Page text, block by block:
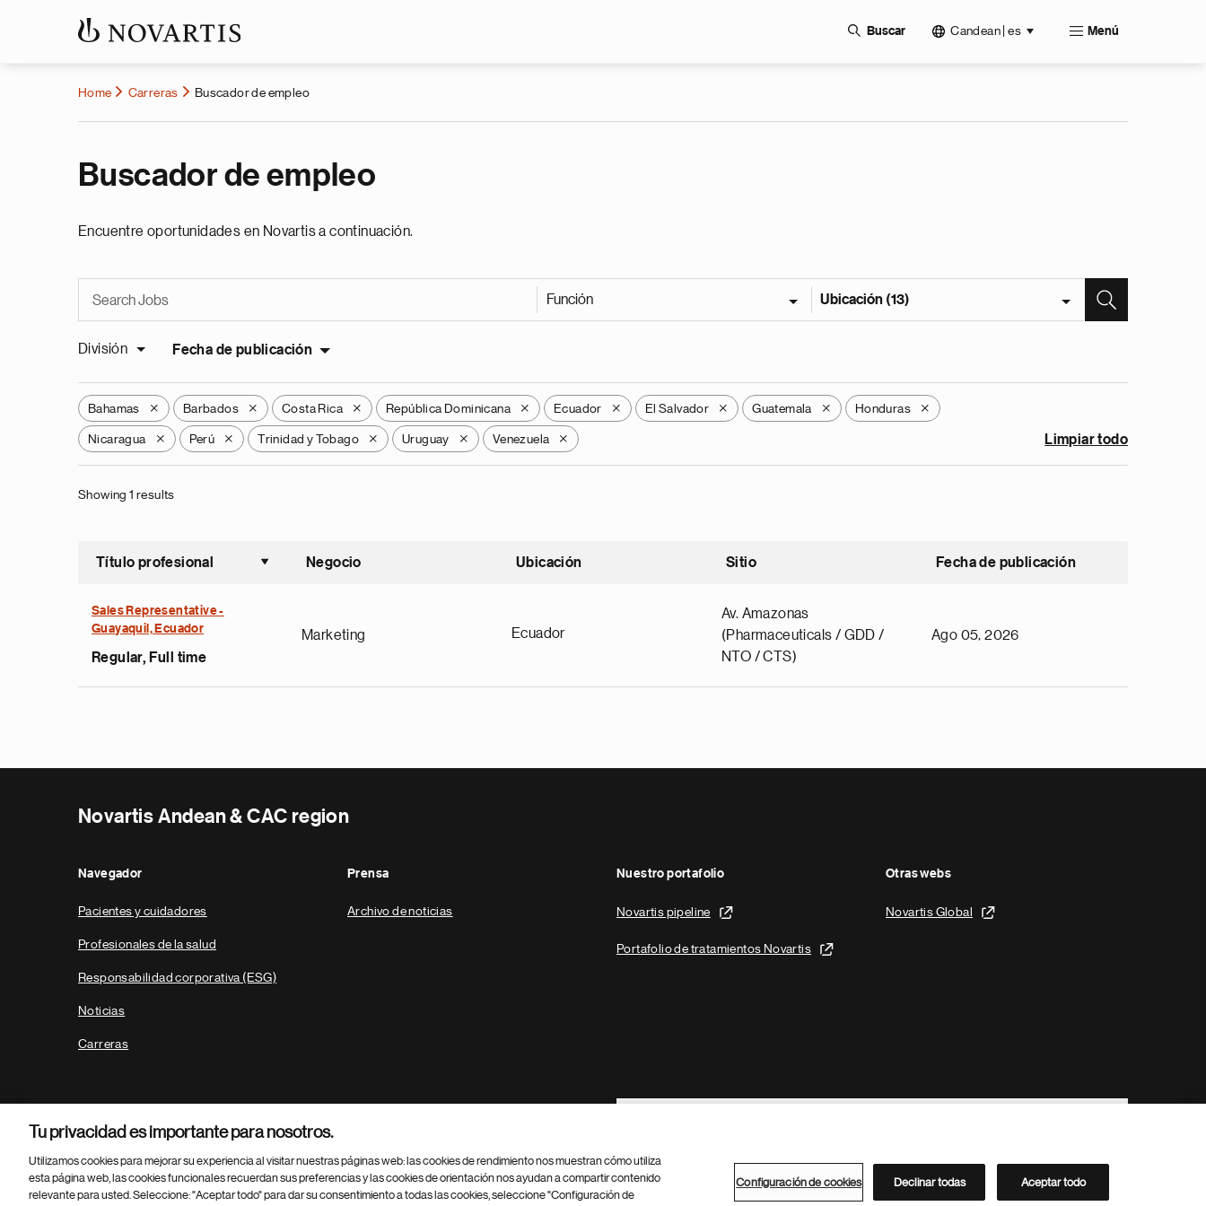
Buscar Candean | es Menú
Home Carreras Buscador de empleo
Buscador de empleo
Encuentre oportunidades en Novartis a continuación.
Función Ubicación (13)
División Fecha de publicación
Bahamas X Barbados X Costa Rica X República Dominicana X Ecuador X El Salvador X Guatemala X Honduras X
Nicaragua X Perú X Trinidad y Tobago X Uruguay X Venezuela X Limpiar todo
Showing 1 results
Título profesional
Ordenar ascendente
Negocio Ubicación Sitio Fecha de publicación
Sales Representative -
Guayaquil, Ecuador
Regular, Full time
Marketing Ecuador
Av. Amazonas
(Pharmaceuticals / GDD /
NTO / CTS)
Ago 05, 2026
Novartis Andean & CAC region
Navegador
Pacientes y cuidadores
Profesionales de la salud
Responsabilidad corporativa (ESG)
Noticias
Carreras
Prensa
Archivo de noticias
Nuestro portafolio
Novartis pipeline
Portafolio de tratamientos Novartis
Otras webs
Novartis Global
Footer Site Search
Parte
© 2026 Novartis AG Directorio de Novartis
Tu privacidad es importante para nosotros.
Utilizamos cookies para mejorar su experiencia al visitar nuestras páginas web: las cookies de rendimiento nos muestran cómo utiliza
esta página web, las cookies funcionales recuerdan sus preferencias y las cookies de orientación nos ayudan a compartir contenido
relevante para usted. Seleccione: "Aceptar todo" para dar su consentimiento a todas las cookies, seleccione "Configuración de
Configuración de cookies Declinar todas Aceptar todo